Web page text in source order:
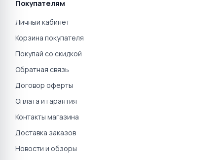
Покупателям
Личный кабинет
Корзина покупателя
Покупай со скидкой
Обратная связь
Договор оферты
Оплата и гарантия
Контакты магазина
Доставка заказов
Новости и обзоры